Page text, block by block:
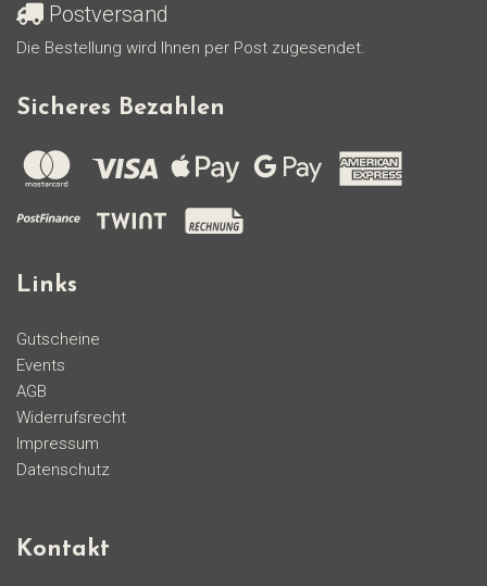
Postversand
Die Bestellung wird Ihnen per Post zugesendet.
Sicheres Bezahlen
Links
Gutscheine
Events
AGB
Widerrufsrecht
Impressum
Datenschutz
Kontakt